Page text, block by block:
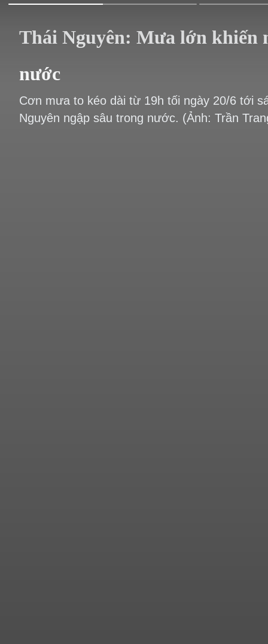
Thái Nguyên: Mưa lớn khiến
nước
Cơn mưa to kéo dài từ 19h tối ngày 20/6 tới
Nguyên ngập sâu trong nước. (Ảnh: Trần